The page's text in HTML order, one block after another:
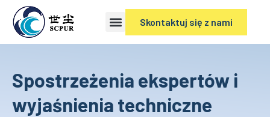
Skontaktuj się z nami
Spostrzeżenia ekspertów i
wyjaśnienia techniczne